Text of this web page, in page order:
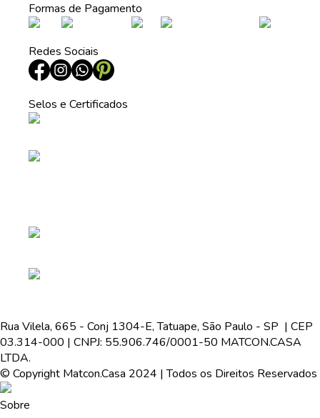
Formas de Pagamento
Redes Sociais
Selos e Certificados
Rua Vilela, 665 - Conj 1304-E, Tatuape, São Paulo - SP | CEP
03.314-000 | CNPJ: 55.906.746/0001-50 MATCON.CASA
LTDA.
© Copyright Matcon.Casa 2024 | Todos os Direitos Reservados
Sobre